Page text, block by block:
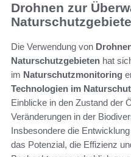
Drohnen zur
Die Verwendung von
Naturschutzgebieten hat
im Naturschutzmonitoring
Technologien im
Einblicke in den Zustand der
Veränderungen in der
Insbesondere die
das Potenzial, die Effizienz